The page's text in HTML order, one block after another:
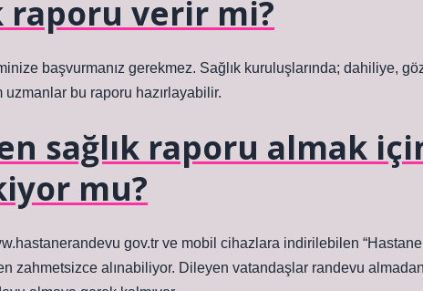
raporu verir mi?
başvurmanız gerekmez. Sağlık kuruluşlarında; dahiliye, göz
bu raporu hazırlayabilir.
sağlık raporu almak
mu?
gov.tr ​​​​​​ve mobil cihazlara indirilebilen
zahmetsizce alınabiliyor. Dileyen vatandaşlar randevu